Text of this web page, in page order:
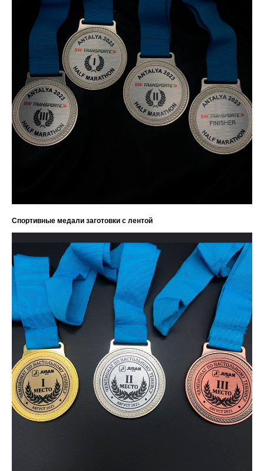
Спортивные медали заготовки с лентой